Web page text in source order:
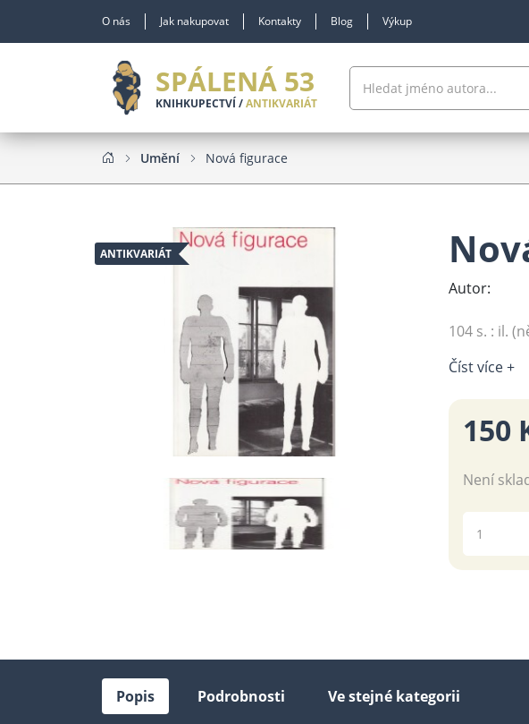
O nás Jak nakupovat Kontakty Blog Výkup
SPÁLENÁ 53
KNIHKUPECTVÍ /ANTIKVARIÁT
Umění Nová figurace
ANTIKVARIÁT
Autor:
104 s. : il.
Číst více +
150
Není
Popis Podrobnosti Ve stejné kategorii